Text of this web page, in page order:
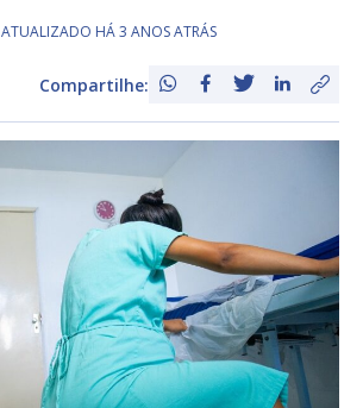
ATUALIZADO HÁ 3 ANOS ATRÁS
Compartilhe: